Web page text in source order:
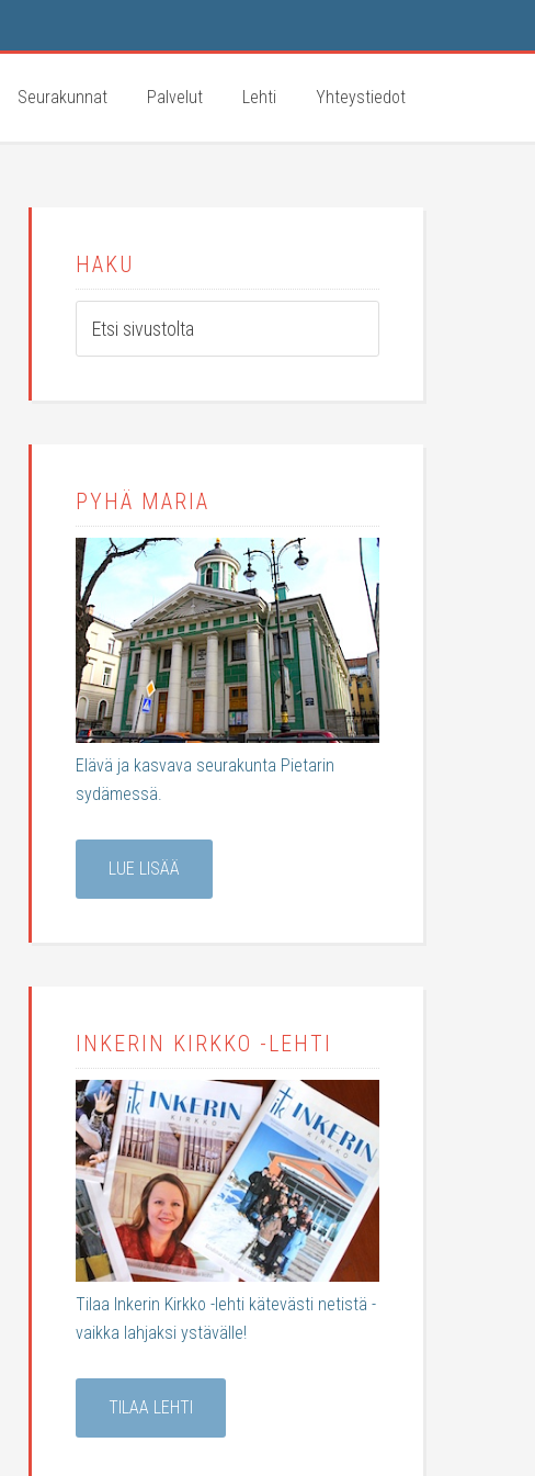
Seurakunnat Palvelut Lehti Yhteystiedot
HAKU
PYHÄ MARIA
Elävä ja kasvava seurakunta Pietarin
sydämessä.
LUE LISÄÄ
INKERIN KIRKKO -LEHTI
Tilaa Inkerin Kirkko -lehti kätevästi netistä -
vaikka lahjaksi ystävälle!
TILAA LEHTI